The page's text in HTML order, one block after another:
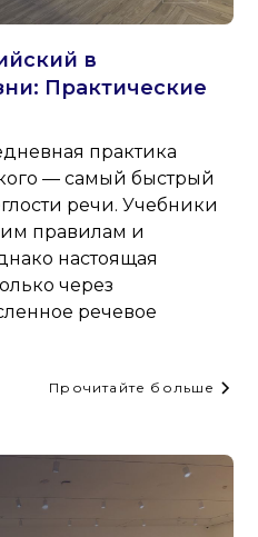
в
Практические
практика
— самый быстрый
речи. Учебники
правилам и
настоящая
через
речевое
Прочитайте больше